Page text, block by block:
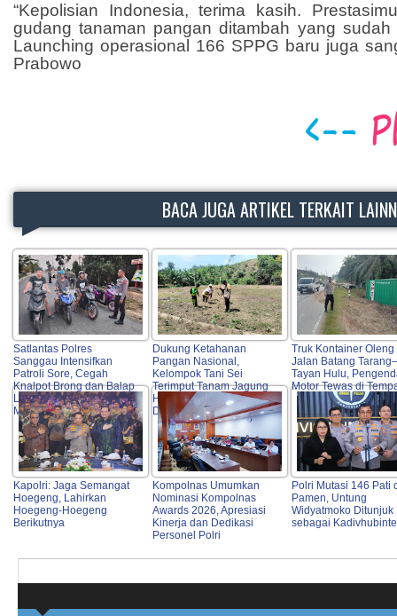
“Kepolisian Indonesia, terima kasih.
gudang tanaman pangan ditambah yang
Launching operasional 166 SPPG baru juga
Prabowo
BACA JUGA ARTIKEL TERKAIT
Satlantas Polres
Sanggau Intensifkan
Patroli Sore, Cegah
Knalpot Brong dan Balap
Liar Demi Keselamatan
Masyarakat
Dukung Ketahanan
Pangan Nasional,
Kelompok Tani Sei
Terimput Tanam Jagung
Hibrida di Beduai
Didampingi Polri
Truk Kontainer Oleng
Jalan Batang Tarang–
Tayan Hulu,
Motor Tewas di
Kapolri: Jaga Semangat
Hoegeng, Lahirkan
Hoegeng-Hoegeng
Berikutnya
Kompolnas Umumkan
Nominasi Kompolnas
Awards 2026, Apresiasi
Kinerja dan Dedikasi
Personel Polri
Polri Mutasi 146 Pati
Pamen, Untung
Widyatmoko Ditunjuk
sebagai